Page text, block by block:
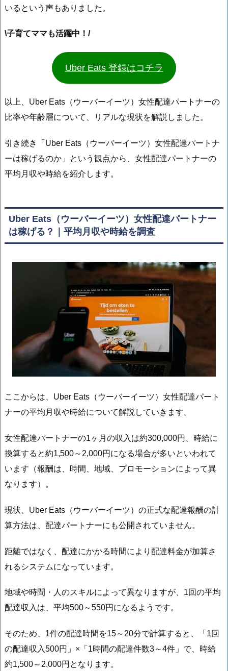
いるという声もありました。
\子育てママも活躍中！/
Uber Eats 登録はコチラ
以上、Uber Eats（ウーバーイーツ）女性配達パートナーの
比率や年齢層について、リアルな現状を解説しました。
引き続き「Uber Eats（ウーバーイーツ）女性配達パートナ
ーは稼げるのか」という観点から、女性配達パートナーの
平均月収や時給を紹介します。
Uber Eats（ウーバーイーツ）女性配達パートナー
は稼げる？｜平均月収や時給を調査
ここからは、Uber Eats（ウーバーイーツ）女性配達パート
ナーの平均月収や時給について解説していきます。
女性配達パートナーの1ヶ月の収入は約300,000円、時給に
換算すると約1,500～2,000円になる場合が多いといわれて
います（報酬は、時間、地域、プロモーションによって異
なります）。
現状、Uber Eats（ウーバーイーツ）の正式な配達報酬の計
算方法は、配達パートナーにも公開されていません。
距離ではなく、配達にかかる時間により配達料金が加算さ
れるシステムになっています。
地域や時間・人のスキルによって異なりますが、1回の平均
配達収入は、平均500～550円になるようです。
そのため、1件の配達時間を15～20分で計算すると、「1回
の配達収入500円」×「1時間の配達件数3～4件」で、時給
約1,500～2,000円となります。